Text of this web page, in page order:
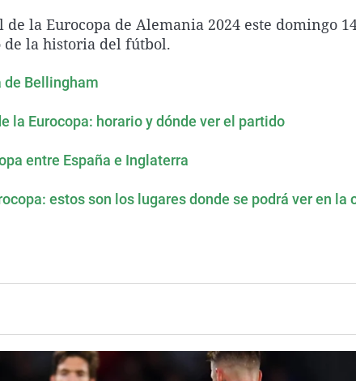
la Eurocopa de Alemania 2024 este domingo
de la historia del fútbol.
de Bellingham
la Eurocopa: horario y dónde ver el partido
entre España e Inglaterra
estos son los lugares donde se podrá ver en la